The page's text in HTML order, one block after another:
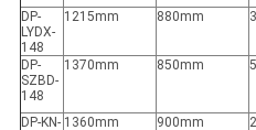
DP-
LYDX-
148
1215mm 880mm
DP-
SZBD-
148
1370mm 850mm
DP-KN- 1360mm 900mm